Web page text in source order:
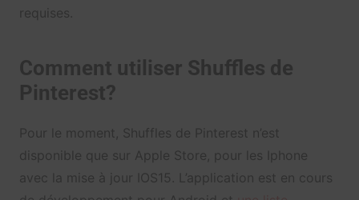
requises.
Comment utiliser Shuffles de
Pinterest?
Pour le moment, Shuffles de Pinterest n’est
disponible que sur Apple Store, pour les Iphone
avec la mise à jour IOS15. L’application est en cours